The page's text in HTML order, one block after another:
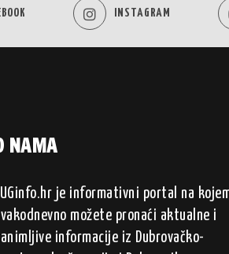
INSTAGRAM
NAMA
je informativni portal na
možete pronaći aktualne i
informacije iz Dubrovačko-